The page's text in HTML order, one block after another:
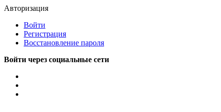
Авторизация
Войти
Регистрация
Восстановление пароля
Войти через социальные сети